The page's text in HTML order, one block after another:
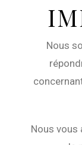
Nous
Nous vous